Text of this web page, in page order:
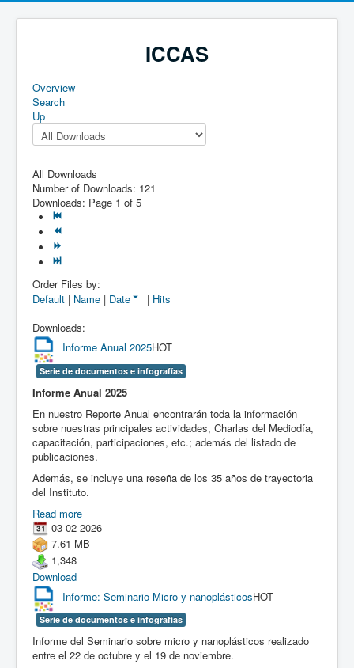
ICCAS
Overview
Search
Up
All Downloads
Number of Downloads: 121
Downloads: Page 1 of 5
Order Files by:
Default | Name | Date | Hits
Downloads:
Informe Anual 2025HOT
Serie de documentos e infografías
Informe Anual 2025
En nuestro Reporte Anual encontrarán toda la información
sobre nuestras principales actividades, Charlas del Mediodía,
capacitación, participaciones, etc.; además del listado de
publicaciones.
Además, se incluye una reseña de los 35 años de trayectoria
del Instituto.
Read more
03-02-2026
7.61 MB
1,348
Download
Informe: Seminario Micro y nanoplásticosHOT
Serie de documentos e infografías
Informe del Seminario sobre micro y nanoplásticos realizado
entre el 22 de octubre y el 19 de noviembre.